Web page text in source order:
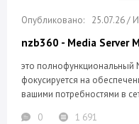
25.07.26 /
nzb360 - Media Server
это полнофункциональный
фокусируется на
вашими потребностями в
0
1 691